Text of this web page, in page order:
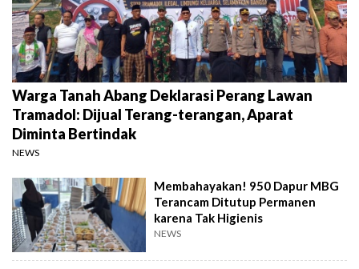
Warga Tanah Abang Deklarasi Perang Lawan
Tramadol: Dijual Terang-terangan, Aparat
Diminta Bertindak
NEWS
Membahayakan! 950 Dapur MBG
Terancam Ditutup Permanen
karena Tak Higienis
NEWS